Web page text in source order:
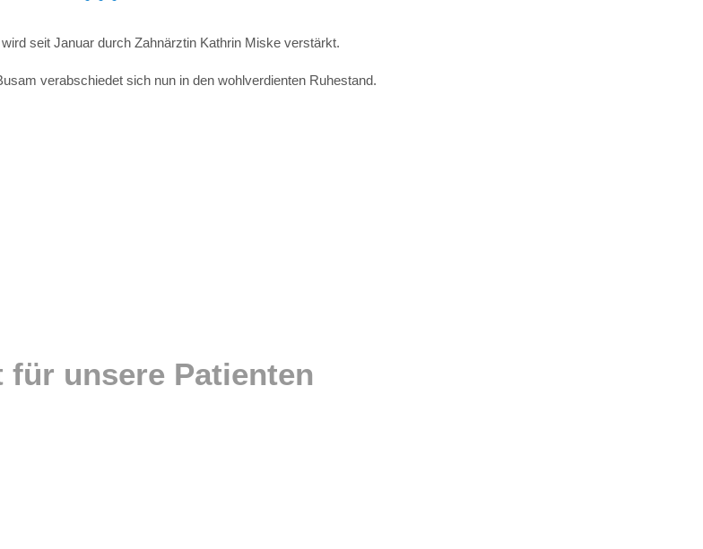
seit Januar durch Zahnärztin Kathrin Miske verstärkt.
verabschiedet sich nun in den wohlverdienten Ruhestand.
für unsere Patienten